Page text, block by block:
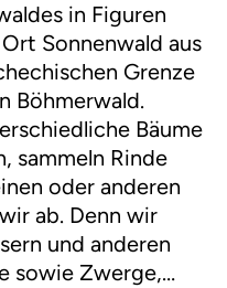
in Figuren
Sonnenwald aus
Grenze
Böhmerwald.
Bäume
sammeln Rinde
oder anderen
ab. Denn wir
und anderen
sowie Zwerge,